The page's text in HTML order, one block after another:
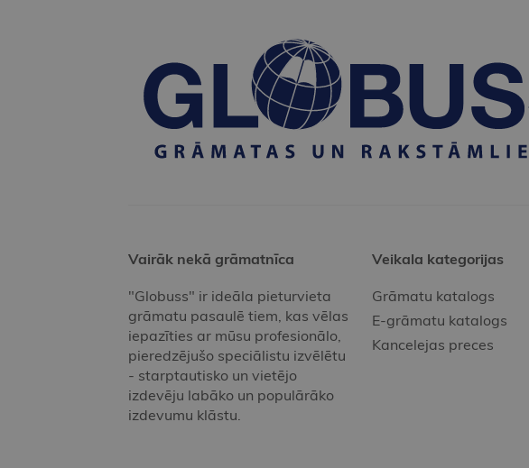
Vairāk nekā grāmatnīca
"Globuss" ir ideāla pieturvieta
grāmatu pasaulē tiem, kas vēlas
iepazīties ar mūsu profesionālo,
pieredzējušo speciālistu izvēlētu
- starptautisko un vietējo
izdevēju labāko un populārāko
izdevumu klāstu.
Veikala kategorijas
Grāmatu katalogs
E-grāmatu katalogs
Kancelejas preces